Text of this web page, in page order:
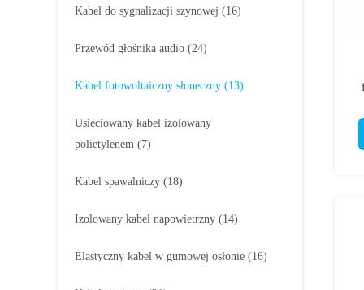
Kabel do sygnalizacji szynowej (16)
Przewód głośnika audio (24)
Kabel fotowoltaiczny słoneczny (13)
Usieciowany kabel izolowany
polietylenem (7)
Kabel spawalniczy (18)
Izolowany kabel napowietrzny (14)
Elastyczny kabel w gumowej osłonie (16)